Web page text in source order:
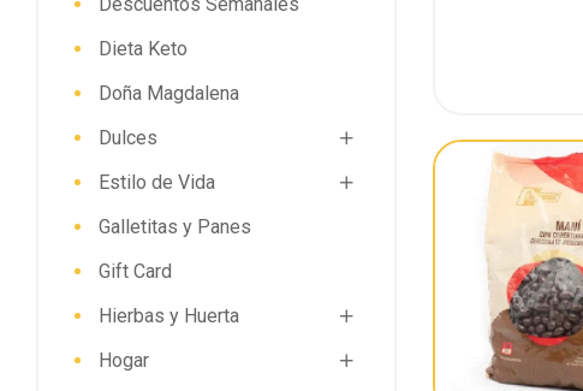
Dieta Keto
Doña Magdalena
Dulces
Estilo de Vida
Galletitas y Panes
Gift Card
Hierbas y Huerta
Hogar